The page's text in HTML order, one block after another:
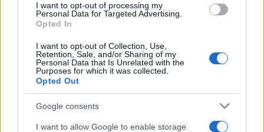
I want to opt-out of processing my
Personal Data for Targeted Advertising.
Opted In
I want to opt-out of Collection, Use,
Retention, Sale, and/or Sharing of my
Personal Data that Is Unrelated with the
Purposes for which it was collected.
Opted Out
Google consents
I want to allow Google to enable storage
αληθινούς φίλους!
16.09.2015
News
Eλευθερία Παντελιδάκη: Το bachelor party
με τις φίλες της λίγο πριν από τον γάμο!
27.07.2015
News
Μαίρη Συνατσάκη – Ντορέττα